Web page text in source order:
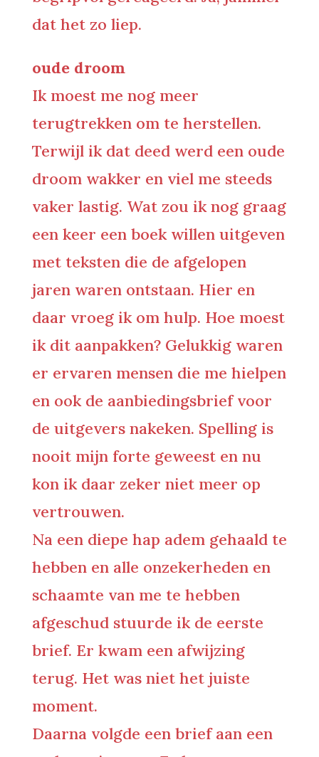
dat het zo liep.
oude droom
Ik moest me nog meer
terugtrekken om te herstellen.
Terwijl ik dat deed werd een oude
droom wakker en viel me steeds
vaker lastig. Wat zou ik nog graag
een keer een boek willen uitgeven
met teksten die de afgelopen
jaren waren ontstaan. Hier en
daar vroeg ik om hulp. Hoe moest
ik dit aanpakken? Gelukkig waren
er ervaren mensen die me hielpen
en ook de aanbiedingsbrief voor
de uitgevers nakeken. Spelling is
nooit mijn forte geweest en nu
kon ik daar zeker niet meer op
vertrouwen.
Na een diepe hap adem gehaald te
hebben en alle onzekerheden en
schaamte van me te hebben
afgeschud stuurde ik de eerste
brief. Er kwam een afwijzing
terug. Het was niet het juiste
moment.
Daarna volgde een brief aan een